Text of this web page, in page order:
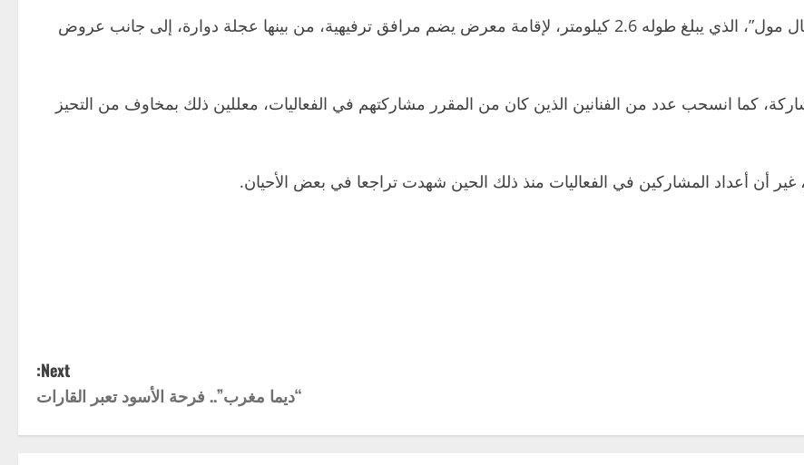
وأقامت المجموعة سياجا حول مساحات واسعة من “ناشونال مول”، الذي يبلغ طوله 2.6 كيلومتر، لإقامة معرض يضم مرافق ترفيهية، من بينها عجلة دوارة، إلى جانب عروض
كما انسحب عدد من الفنانين الذين كان من المقرر مشاركتهم في الفعاليات، معللين ذلك بمخاوف من التحيز
Next:
“ديما مغرب”.. فرحة الأسود تعبر القارات